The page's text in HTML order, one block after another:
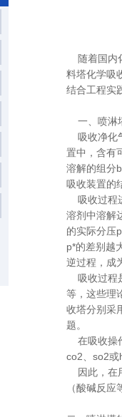
随着国内
料塔化学吸
结合工程实
一、喷淋
吸收净化
置中，含有
溶解的组分
吸收装置的
吸收过程
溶剂中溶解
的实际分压
p*的差别越
逆过程，成
吸收过程
等，这些理
收塔分别采
题。
在吸收操
co2、so2或
因此，在
（酸碱反应